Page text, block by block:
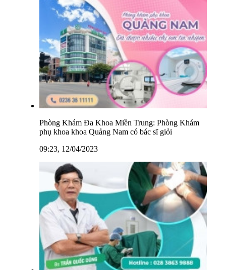
Phòng Khám Đa Khoa Miền Trung: Phòng Khám
phụ khoa khoa Quảng Nam có bác sĩ giỏi
09:23, 12/04/2023